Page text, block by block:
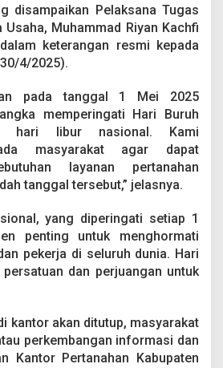
disampaikan Pelaksana Tugas
Usaha, Muhammad Riyan Kachfi
keterangan resmi kepada
4/2025).
pada tanggal 1 Mei 2025
memperingati Hari Buruh
hari libur nasional. Kami
masyarakat agar dapat
layanan pertanahan
tanggal tersebut,” jelasnya.
yang diperingati setiap 1
penting untuk menghormati
pekerja di seluruh dunia. Hari
dan perjuangan untuk
kantor akan ditutup, masyarakat
perkembangan informasi dan
Kantor Pertanahan Kabupaten